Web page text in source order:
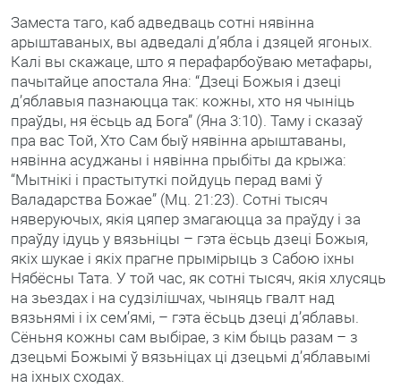
Заместа таго, каб адведваць сотні нявінна
арыштаваных, вы адведалі д’ябла і дзяцей ягоных.
Калі вы скажаце, што я перафарбоўваю метафары,
пачытайце апостала Яна: “Дзеці Божыя і дзеці
д’яблавыя пазнаюцца так: кожны, хто ня чыніць
праўды, ня ёсьць ад Бога” (Яна 3:10). Таму і сказаў
пра вас Той, Хто Сам быў нявінна арыштаваны,
нявінна асуджаны і нявінна прыбіты да крыжа:
“Мытнікі і прастытуткі пойдуць перад вамі ў
Валадарства Божае” (Мц. 21:23). Сотні тысяч
няверуючых, якія цяпер змагаюцца за праўду і за
праўду ідуць у вязьніцы – гэта ёсьць дзеці Божыя,
якіх шукае і якіх прагне прымірыць з Сабою іхны
Нябёсны Тата. У той час, як сотні тысяч, якія хлусяць
на зьездах і на судзілішчах, чыняць гвалт над
вязьнямі і іх сем’ямі, – гэта ёсьць дзеці д’яблавы.
Сёньня кожны сам выбірае, з кім быць разам – з
дзецьмі Божымі ў вязьніцах ці дзецьмі д’яблавымі
на іхных сходах.